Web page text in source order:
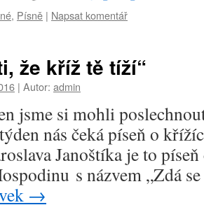
, Písně | Napsat komentář
že kříž tě tíží“
| Autor: admin
jsme si mohli
nás čeká píseň o
Janoštíka je to
s názvem „Zdá
→